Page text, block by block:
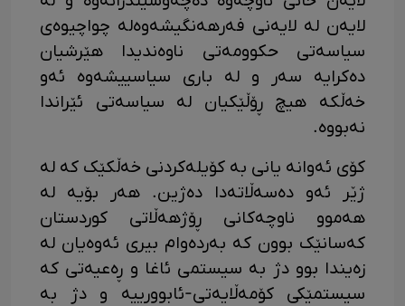
لایەن لە لایەنی فەرهەنگیشەوەلە چواچیوەی
سیاسەتی حکوومەتی ناوەندیدا هێرشیان
دەکرایە سەر و لە باری سیاسییشەوە ئەو
خەڵکە هیچ ڕۆڵێکیان لە سیاسەتی ئێراندا
نەبووە.
کۆی ئەوانە یانی بە کۆیلەکردنی خەڵکێک کە لە
ژێر ئەو دەسەڵاتەدا دەژین. هەر بۆیە لە
هەموو ناوچەکانی ڕۆژهەڵاتی کوردستان
کەسانێک بوون کە بەردەوام بیری ئەوەیان لە
زەیندا بوو دژ بە سیستمی ئاغا و ڕەعیەتی کە
سیستمێکی کۆمەڵایەتی-ئابوورییە و دژ بە